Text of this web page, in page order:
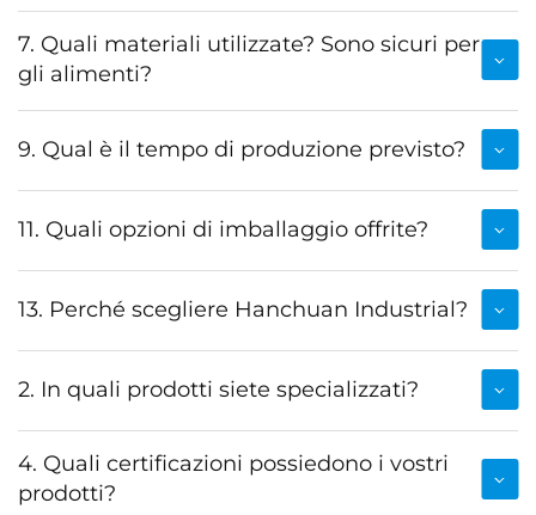
7. Quali materiali utilizzate? Sono sicuri per
gli alimenti?
9. Qual è il tempo di produzione previsto?
11. Quali opzioni di imballaggio offrite?
13. Perché scegliere Hanchuan Industrial?
2. In quali prodotti siete specializzati?
4. Quali certificazioni possiedono i vostri
prodotti?